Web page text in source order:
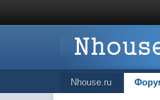
Nhouse.ru